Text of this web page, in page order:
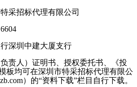
采招标代理有限公司
深圳中建大厦支行
责人）证明书、授权委托书、《投
板均可在深圳市特采招标代理有限公
）的“资料下载”栏目自行下载。